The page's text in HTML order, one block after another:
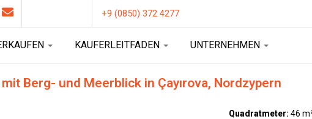
+9 (0850) 372 4277
KAUFERLEITFADEN UNTERNEHMEN
Berg- und Meerblick in Çayırova, Nordzypern
Quadratmeter:46